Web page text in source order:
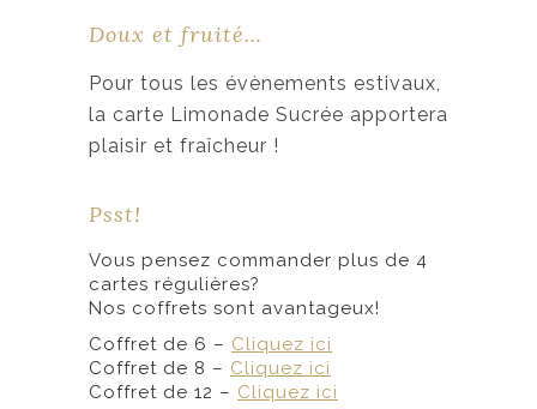
r
i
x
i
n
t
a
l
é
t
a
r
i
x
a
c
l
e
s
t
Doux et fruité…
Pour tous les évènements estivaux,
la carte Limonade Sucrée apportera
plaisir et fraîcheur !
Psst!
Vous pensez commander plus de 4
cartes régulières?
Nos coffrets sont avantageux!
Coffret de 6 – Cliquez ici
Coffret de 8 – Cliquez ici
Coffret de 12 – Cliquez ici